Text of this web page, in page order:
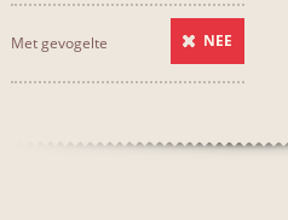
Met gevogelte NEE